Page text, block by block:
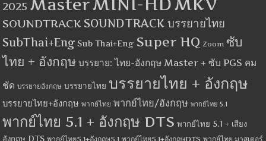
2025 Master
SOUNDTRACK SOUNDTRACK บรรยายไทย
SubThai+Eng Sub Thai+Eng Super HQ Zoom ซับ
ไทย + อังกฤษ บรรยาย: ไทย-อังกฤษ Master + ซับ PGS คม
ชัด บรรยายอังกฤษ บรรยายไทย บรรยายไทย + อังกฤษ
บรรยายไทย+อังกฤษ พากย์ไทย พากย์ไทย/อังกฤษ พากย์ไทย 5.1
พากย์ไทย 5.1 + อังกฤษ DTS พากย์ไทย 5.1 + เสียง
อังกฤษ DTS พากย์ไทย5.1+อังกฤษ5.1 พากย์ไทย5.1+อังกฤษDTS พากย์ไทย มาสเตอร์